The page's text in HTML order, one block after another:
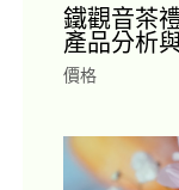
鐵觀音茶
產品分析
價格